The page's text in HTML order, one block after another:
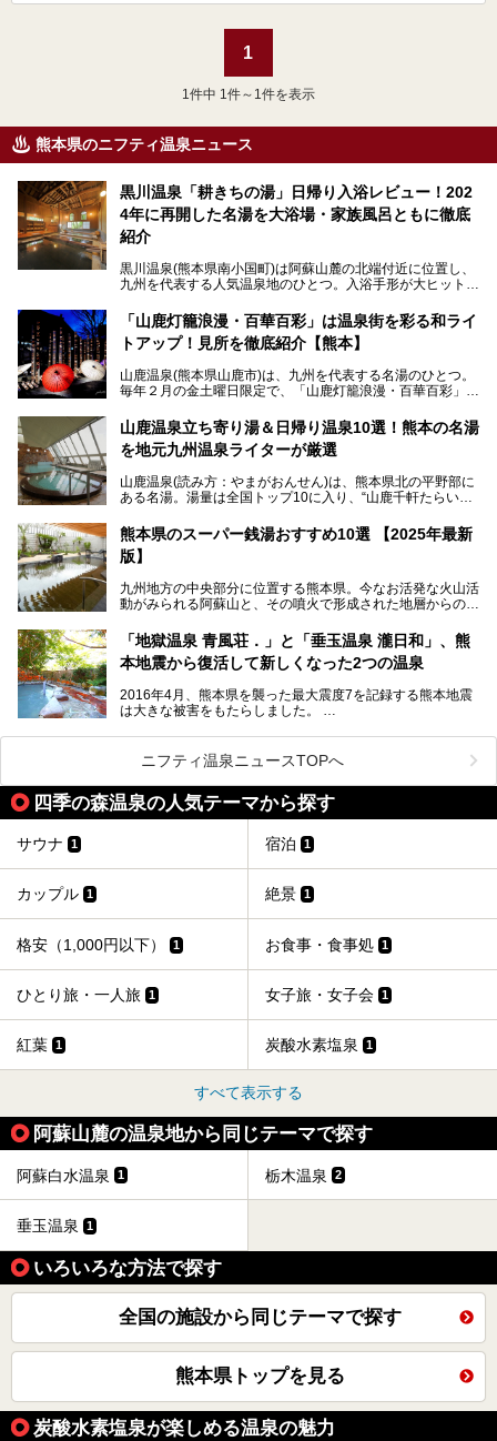
1
1 件中 1件～1件を表示
熊本県のニフティ温泉ニュース
黒川温泉「耕きちの湯」日帰り入浴レビュー！202
4年に再開した名湯を大浴場・家族風呂ともに徹底
紹介
黒川温泉(熊本県南小国町)は阿蘇山麓の北端付近に位置し、
九州を代表する人気温泉地のひとつ。入浴手形が大ヒット
す。
中でも「耕きち(こうきち)の湯」は露天風呂を持たないもの
り一度廃業しましたが、2024年10月に営業再開。数多くの
温泉ファンに注目される名湯です。
今回は再開した耕きちの湯を訪問し、全浴室(男女別大浴
「山鹿灯籠浪漫・百華百彩」は温泉街を彩る和ライ
トアップ！見所を徹底紹介【熊本】
山鹿温泉(熊本県山鹿市)は、九州を代表する名湯のひとつ。
毎年２月の金土曜日限定で、「山鹿灯籠浪漫・百華百彩」
ます。和傘や竹、ろうそくなどを用いて、和情緒たっぷりの
ライトアップが無料で楽しめます。
日、の合計8日間開催。今回は地元九州在住の筆者が、その
見所を徹底紹介。併せて、その他イベントや立ち寄り湯も併
山鹿温泉立ち寄り湯＆日帰り温泉10選！熊本の名湯
を地元九州温泉ライターが厳選
山鹿温泉(読み方：やまがおんせん)は、熊本県北の平野部に
ある名湯。湯量は全国トップ10に入り、“山鹿千軒たらいな
泉質であり、お湯の良さにも定評があります。
今回は地元九州の温泉ライターの私が実際に入浴した中か
設・家族風呂の3パターンに分類し、合計10施設を厳選して
ご紹介。ぜひ、湯めぐりの参考にして下さいね！
熊本県のスーパー銭湯おすすめ10選 【2025年最新
版】
九州地方の中央部分に位置する熊本県。今なお活発な火山活
動がみられる阿蘇山と、その噴火で形成された地層からの湧
す。
そんな熊本県は、県内の至るところから温泉が湧いている温
泉県でもあります。山鹿温泉、玉名温泉、黒川温泉、人吉温
出すスーパー銭湯が豊富です。なかでも注目のスーパー銭湯
をピックアップしました。
「地獄温泉 青風荘．」と「垂玉温泉 瀧日和」、熊
本地震から復活して新しくなった2つの温泉
2016年4月、熊本県を襲った最大震度7を記録する熊本地震
は大きな被害をもたらしました。
阿蘇山麓の南阿蘇村の「地獄温泉 清風荘」、そして「清風
荘」から400mほど離れた「垂玉（たるたま）温泉 山口旅
館」の2軒は、この地震による土砂崩れなどのために、一時
期は孤立状態に。もしかしたらこの時のニュースで、「地獄
温泉」と「垂玉温泉」の名前を知った人もいるかもしれませ
ん。
この2軒は今どうなっているのでしょうか。実は現在は「地
獄温泉 青風荘．」「垂玉温泉 瀧日和」として営業を再開し
ニフティ温泉ニュースTOPへ
四季の森温泉の人気テーマから探す
サウナ 1 宿泊 1
カップル 1 絶景 1
格安（1,000円以下） 1 お食事・食事処 1
ひとり旅・一人旅 1 女子旅・女子会 1
紅葉 1 炭酸水素塩泉 1
すべて表示する
阿蘇山麓の温泉地から同じテーマで探す
阿蘇白水温泉 1 栃木温泉 2
垂玉温泉 1
いろいろな方法で探す
全国の施設から同じテーマで探す
熊本県トップを見る
炭酸水素塩泉が楽しめる温泉の魅力